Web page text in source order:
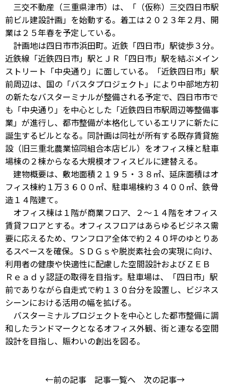
三交不動産（三重県津市）は、「（仮称）三交四日市駅
前ビル建設計画」を始動する。着工は２０２３年２月、開
業は２５年春を予定している。
計画地は四日市市浜田町。近鉄「四日市」駅徒歩３分。
近鉄線「近鉄四日市」駅とＪＲ「四日市」駅を結ぶメイン
ストリート「中央通り」に面している。「近鉄四日市」駅
前周辺は、国の「バスタプロジェクト」により中部地方初
の新たなバスターミナルが整備される予定で、四日市市で
も「中央通り」を中心とした「近鉄四日市駅周辺等整備事
業」が進行し、都市整備が本格化しているエリアに新たに
誕生するビルとなる。同計画は同社が所有する既存賃貸施
設（旧三重北農業協同組合本店ビル）をオフィス棟と駐車
場棟の２棟からなる大規模オフィスビルに建替える。
建物概要は、敷地面積２１９５・３８㎡、延床面積はオ
フィス棟約１万３６００㎡、駐車場棟約３４００㎡、鉄骨
造１４階建て。
オフィス棟は１階が商業フロア、２～１４階をオフィス
賃貸フロアとする。オフィスフロアはあらゆるビジネス需
要に応えるため、ワンフロア全体で約２４０坪のゆとりあ
るスペースを確保。ＳＤＧｓや脱炭素社会の実現に向け、
利用者の健康や快適性に配慮した空間設計およびＺＥＢ
Ｒｅａｄｙ認証の取得を目指す。駐車場は、「四日市」駅
前でありながら自走式で約１３０台分を設置し、ビジネス
シーンにおける活用の幅を拡げる。
バスターミナルプロジェクトを中心とした都市整備に調
和したランドマークとなるオフィス外観、街と連なる空間
設計を目指し、賑わいの創出を図る。
←前の記事 記事一覧へ 次の記事→